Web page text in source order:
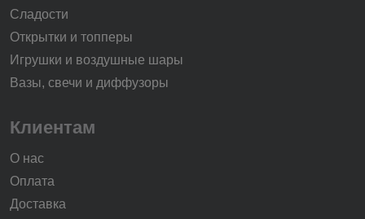
Сладости
Открытки и топперы
Игрушки и воздушные шары
Вазы, свечи и диффузоры
Клиентам
О нас
Оплата
Доставка